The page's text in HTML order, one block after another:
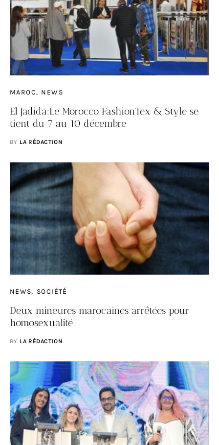
MAROC NEWS
El Jadida:Le Morocco FashionTex & Style se
tient du 7 au 10 décembre
BY LA RÉDACTION
NEWS SOCIÉTÉ
Deux mineures marocaines arrêtées pour
homosexualité
BY LA RÉDACTION